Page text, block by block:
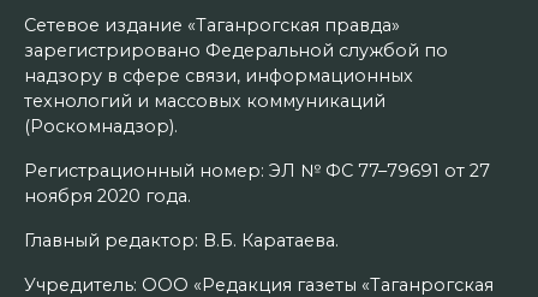
Сетевое издание «Таганрогская правда»
зарегистрировано Федеральной службой по
надзору в сфере связи, информационных
технологий и массовых коммуникаций
(Роскомнадзор).
Регистрационный номер: ЭЛ № ФС 77–79691 от 27
ноября 2020 года.
Главный редактор: В.Б. Каратаева.
Учредитель: ООО «Редакция газеты «Таганрогская